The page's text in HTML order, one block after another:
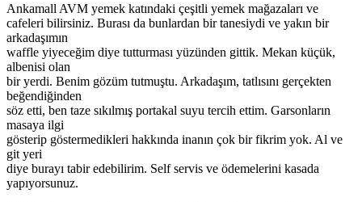
Ankamall AVM yemek katındaki çeşitli yemek mağazaları ve
cafeleri bilirsiniz. Burası da bunlardan bir tanesiydi ve yakın bir
arkadaşımın
waffle yiyeceğim diye tutturması yüzünden gittik. Mekan küçük,
albenisi olan
bir yerdi. Benim gözüm tutmuştu. Arkadaşım, tatlısını gerçekten
beğendiğinden
söz etti, ben taze sıkılmış portakal suyu tercih ettim. Garsonların
masaya ilgi
gösterip göstermedikleri hakkında inanın çok bir fikrim yok. Al ve
git yeri
diye burayı tabir edebilirim. Self servis ve ödemelerini kasada
yapıyorsunuz.